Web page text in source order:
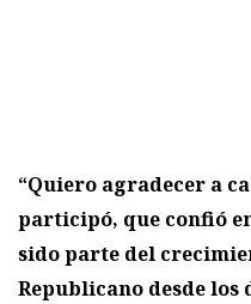
“Quiero agradecer a
participó, que confió
sido parte del
Republicano desde